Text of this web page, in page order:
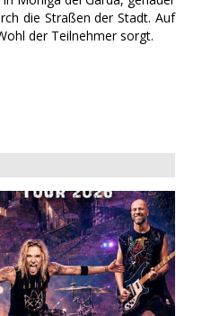
die Straßen der Stadt. Auf
der Teilnehmer sorgt.